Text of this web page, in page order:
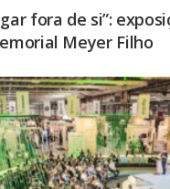
fora de si”:
Meyer Filho